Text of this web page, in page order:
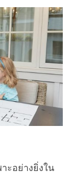
ะอย่างยิ่งใน